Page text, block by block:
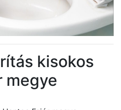
kisokos
megye